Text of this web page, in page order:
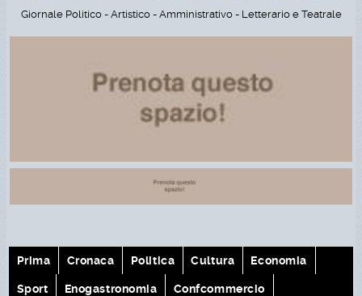
Giornale Politico - Artistico - Amministrativo - Letterario e Teatrale
Prima Cronaca Politica Cultura Economia
Sport Enogastronomia Confcommercio